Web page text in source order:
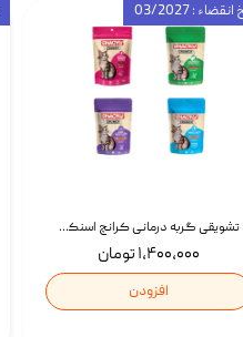
تشویقی گربه درمانی کرانچ اسنکی با طعم میکس Snacky Crunch Cat Treats وزن 60 گرم بسته 4 عددی
۱,۴۰۰,۰۰۰ تومان
افزودن
: 03/2027